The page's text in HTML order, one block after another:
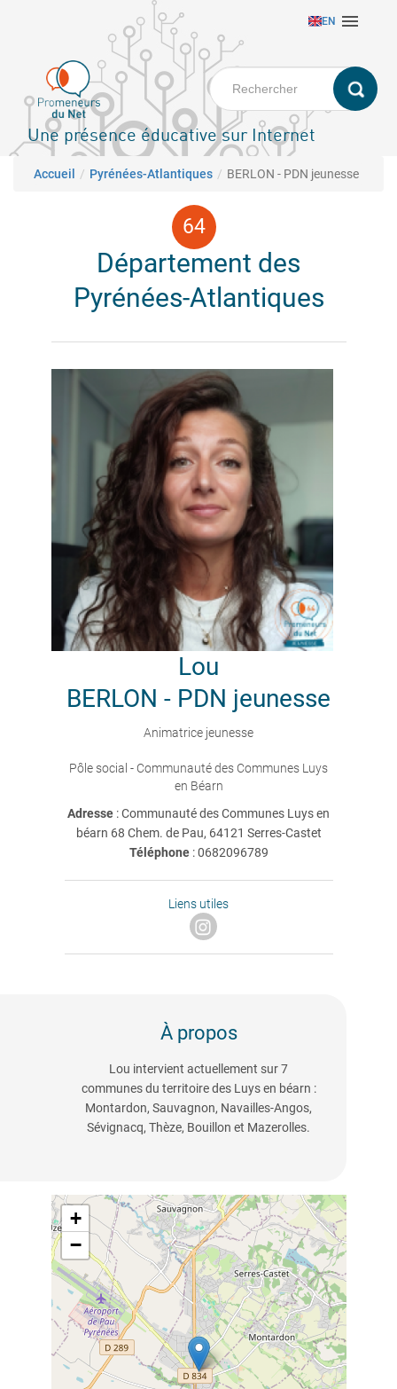
principal
EN 
Une présence éducative sur Internet
Fil d'Ariane
Accueil Pyrénées-Atlantiques BERLON - PDN jeunesse
Département des
Pyrénées-Atlantiques
Lou
BERLON - PDN jeunesse
Animatrice jeunesse
Pôle social - Communauté des Communes Luys
en Béarn
Adresse : Communauté des Communes Luys en
béarn 68 Chem. de Pau, 64121 Serres-Castet
Téléphone:0682096789
Liens utiles
À propos
Lou intervient actuellement sur 7
communes du territoire des Luys en béarn :
Montardon, Sauvagnon, Navailles-Angos,
Sévignacq, Thèze, Bouillon et Mazerolles.
+
−